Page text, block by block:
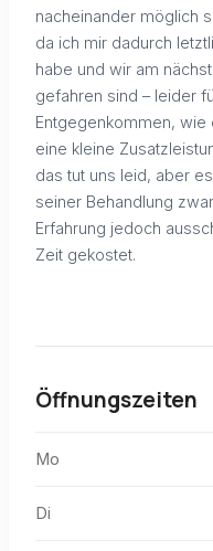
nacheinander möglich
da ich mir dadurch
habe und wir am
gefahren sind – leider
Entgegenkommen,
eine kleine
das tut uns leid, aber
seiner Behandlung
Erfahrung jedoch
Zeit gekostet.
Öffnungszeiten
Mo
Di